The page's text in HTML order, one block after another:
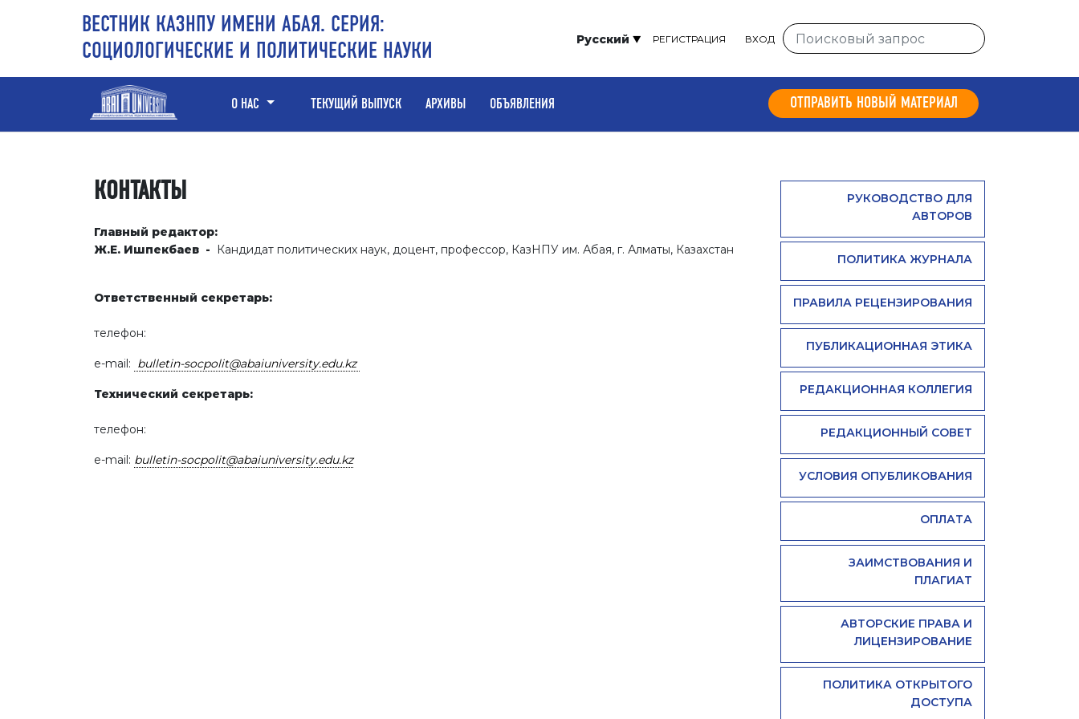
Русский РЕГИСТРАЦИЯ ВХОД
ВЕСТНИК КАЗНПУ ИМЕНИ АБАЯ. СЕРИЯ:
СОЦИОЛОГИЧЕСКИЕ И ПОЛИТИЧЕСКИЕ НАУКИ
О НАС ТЕКУЩИЙ ВЫПУСК АРХИВЫ ОБЪЯВЛЕНИЯ ОТПРАВИТЬ НОВЫЙ МАТЕРИАЛ
КОНТАКТЫ
Главный редактор:
Ж.Е. Ишпекбаев -
Кандидат политических наук, доцент, профессор, КазНПУ им. Абая, г. Алматы, Казахстан
Ответственный секретарь:
телефон:
e-mail: bulletin-socpolit@abaiuniversity.edu.kz
Технический секретарь:
телефон:
e-mail: bulletin-socpolit@abaiuniversity.edu.kz
РУКОВОДСТВО ДЛЯ
АВТОРОВ
ПОЛИТИКА ЖУРНАЛА
ПРАВИЛА РЕЦЕНЗИРОВАНИЯ
ПУБЛИКАЦИОННАЯ ЭТИКА
РЕДАКЦИОННАЯ КОЛЛЕГИЯ
РЕДАКЦИОННЫЙ СОВЕТ
УСЛОВИЯ ОПУБЛИКОВАНИЯ
ОПЛАТА
ЗАИМСТВОВАНИЯ И
ПЛАГИАТ
АВТОРСКИЕ ПРАВА И
ЛИЦЕНЗИРОВАНИЕ
ПОЛИТИКА ОТКРЫТОГО
ДОСТУПА